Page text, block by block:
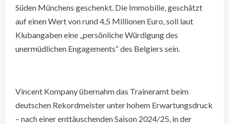
Süden Münchens geschenkt. Die Immobilie, geschätzt
auf einen Wert von rund 4,5 Millionen Euro, soll laut
Klubangaben eine „persönliche Würdigung des
unermüdlichen Engagements“ des Belgiers sein.
Vincent Kompany übernahm das Traineramt beim
deutschen Rekordmeister unter hohem Erwartungsdruck
– nach einer enttäuschenden Saison 2024/25, in der